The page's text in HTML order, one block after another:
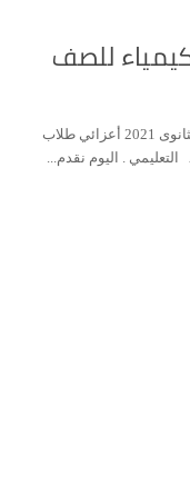
للصف
تحميل كتاب الامتحان في الكيمياء للصف الثالث الثانوى 2021 أعزائي طلاب